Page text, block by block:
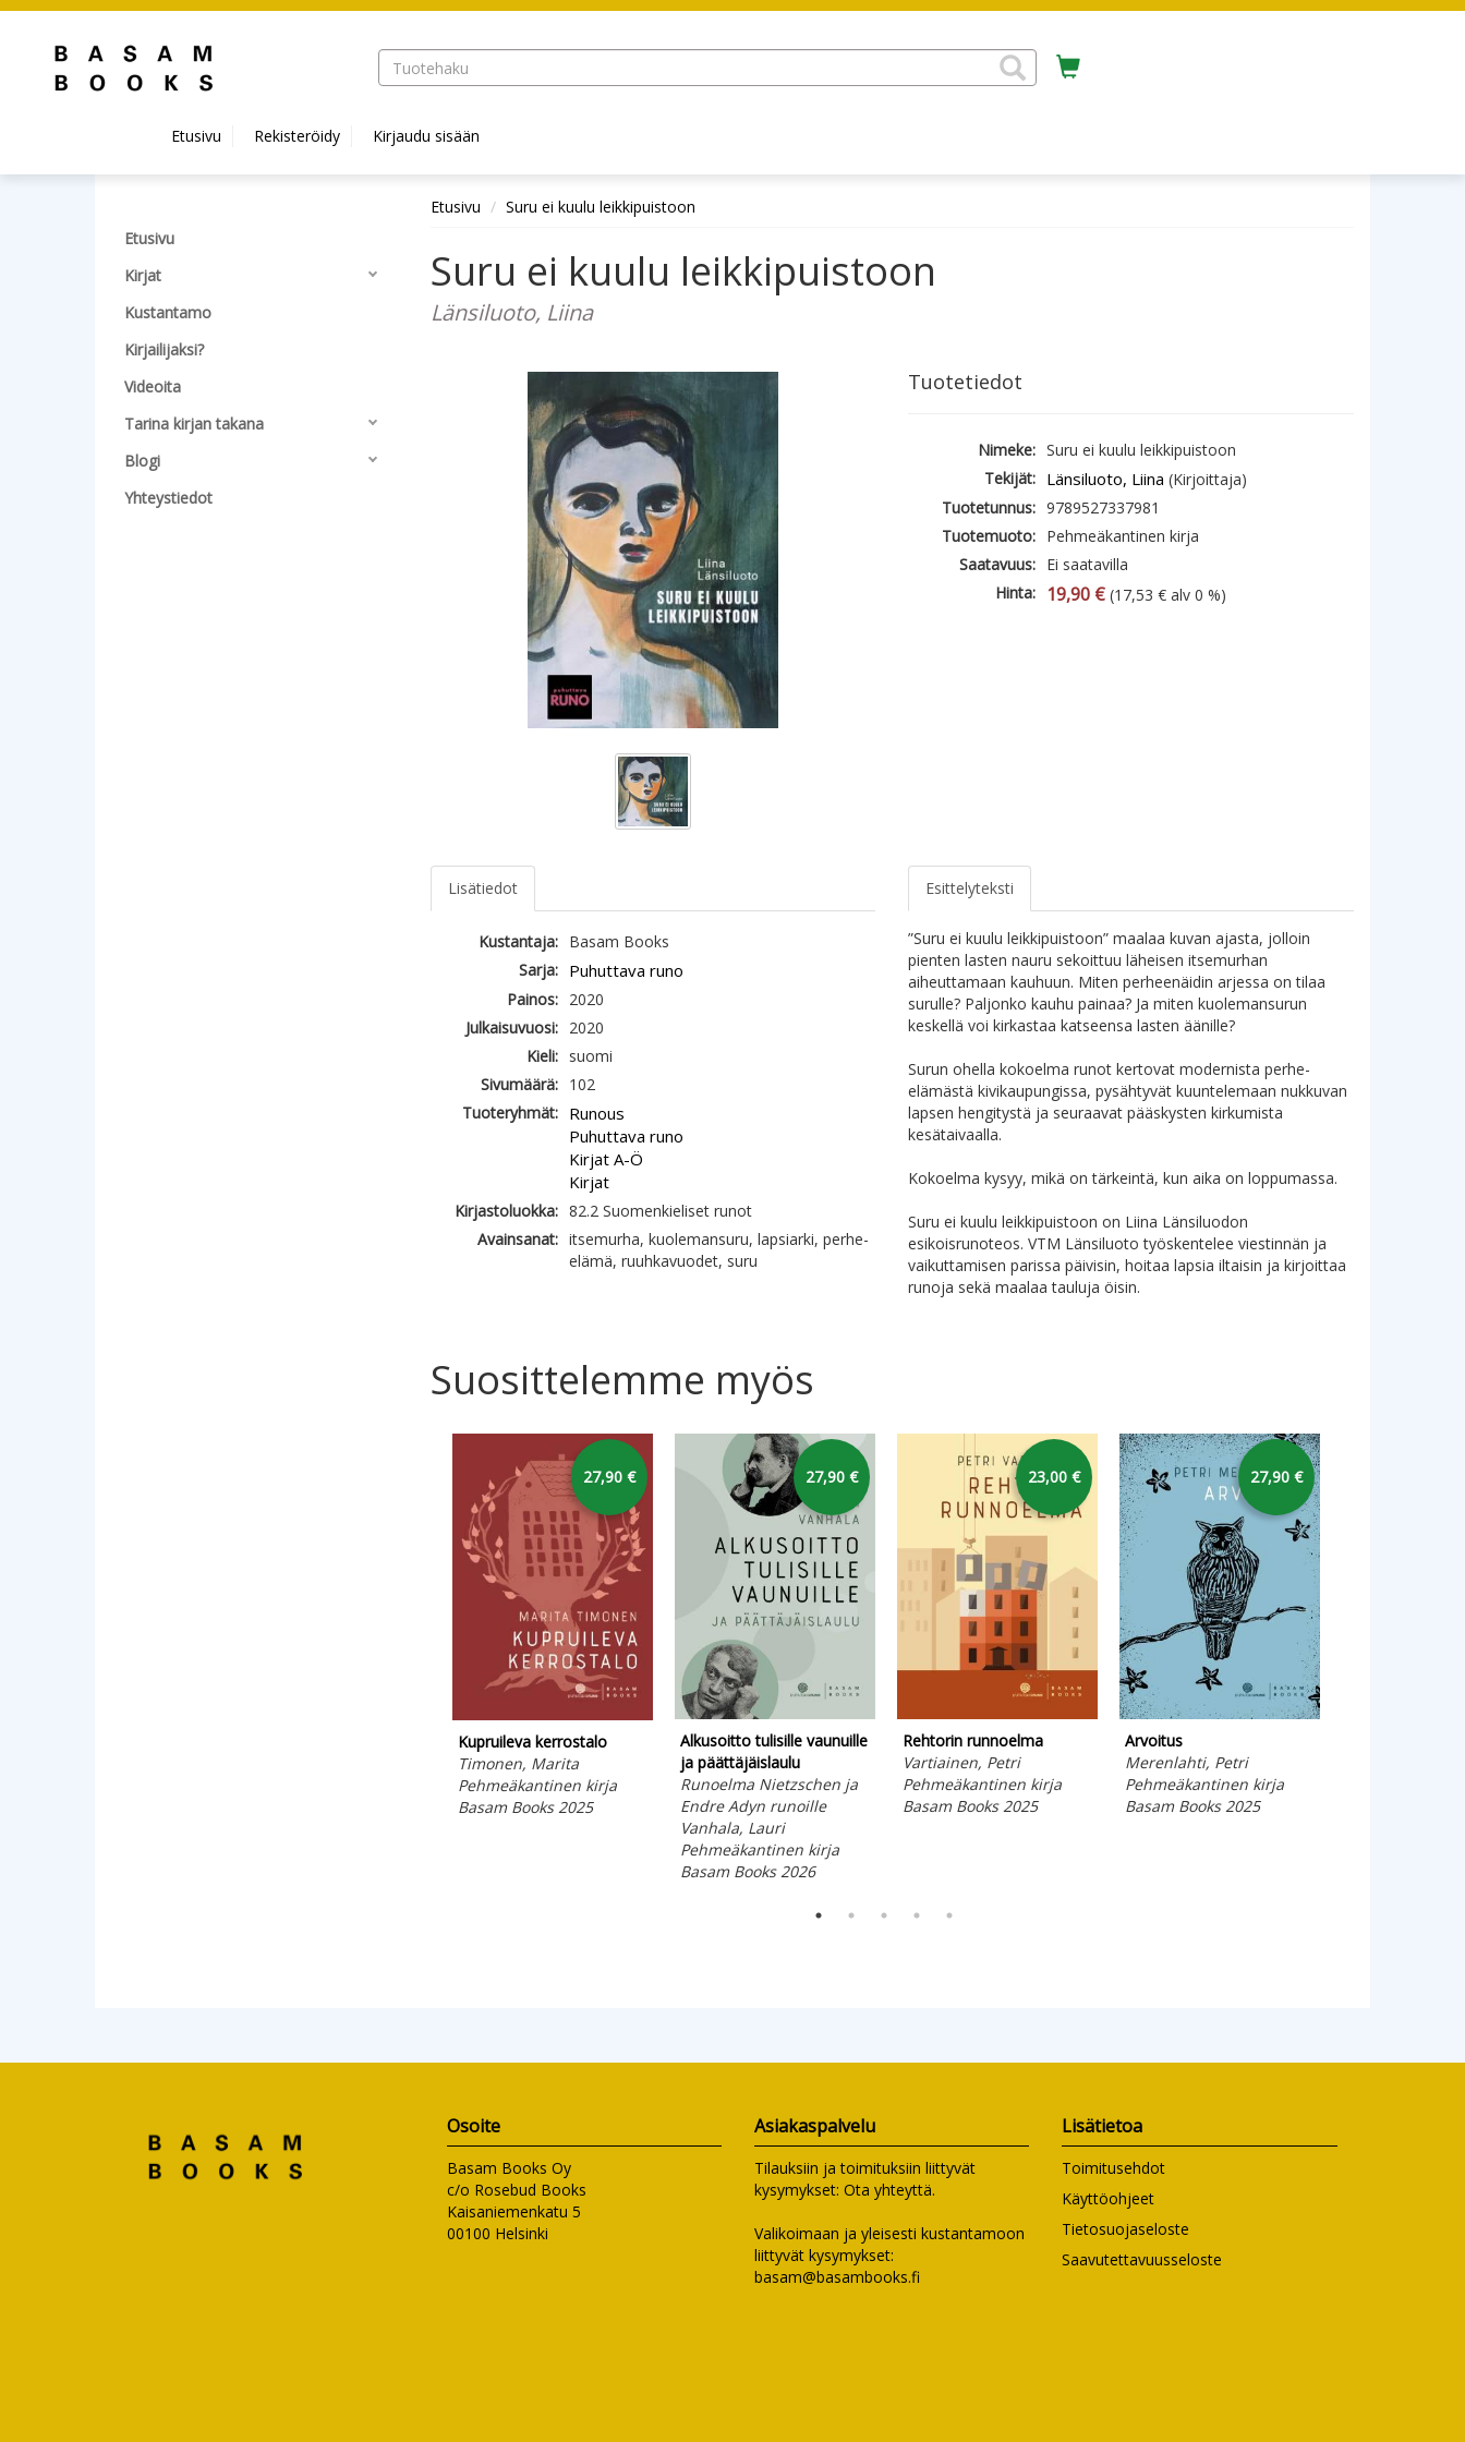
Hyppää pääsisältöön
Etusivu Rekisteröidy Kirjaudu sisään
Etusivu
Kirjat
Kustantamo
Kirjailijaksi?
Videoita
Tarina kirjan takana
Blogi
Yhteystiedot
Etusivu Suru ei kuulu leikkipuistoon
Suru ei kuulu leikkipuistoon
Länsiluoto, Liina
Tuotetiedot
Nimeke: Suru ei kuulu leikkipuistoon
Tekijät: Länsiluoto, Liina (Kirjoittaja)
Tuotetunnus: 9789527337981
Tuotemuoto: Pehmeäkantinen kirja
Saatavuus: Ei saatavilla
Hinta:
19,90 € (17,53 € alv 0 %)
Lisätiedot
Kustantaja:
Basam Books
Sarja:
Puhuttava runo
Painos:
2020
Julkaisuvuosi:
2020
Kieli:
suomi
Sivumäärä:
102
Tuoteryhmät:
Runous
Puhuttava runo
Kirjat A-Ö
Kirjat
Kirjastoluokka: 82.2 Suomenkieliset runot
Avainsanat: itsemurha, kuolemansuru, lapsiarki, perhe-
elämä, ruuhkavuodet, suru
Esittelyteksti
”Suru ei kuulu leikkipuistoon” maalaa kuvan ajasta, jolloin
pienten lasten nauru sekoittuu läheisen itsemurhan
aiheuttamaan kauhuun. Miten perheenäidin arjessa on tilaa
surulle? Paljonko kauhu painaa? Ja miten kuolemansurun
keskellä voi kirkastaa katseensa lasten äänille?
Surun ohella kokoelma runot kertovat modernista perhe-
elämästä kivikaupungissa, pysähtyvät kuuntelemaan nukkuvan
lapsen hengitystä ja seuraavat pääskysten kirkumista
kesätaivaalla.
Kokoelma kysyy, mikä on tärkeintä, kun aika on loppumassa.
Suru ei kuulu leikkipuistoon on Liina Länsiluodon
esikoisrunoteos. VTM Länsiluoto työskentelee viestinnän ja
vaikuttamisen parissa päivisin, hoitaa lapsia iltaisin ja kirjoittaa
runoja sekä maalaa tauluja öisin.
Suosittelemme myös
27,90 €
Kupruileva kerrostalo
Timonen, Marita
Pehmeäkantinen kirja
Basam Books 2025
27,90 €
Alkusoitto tulisille vaunuille
ja päättäjäislaulu
Runoelma Nietzschen ja
Endre Adyn runoille
Vanhala, Lauri
Pehmeäkantinen kirja
Basam Books 2026
23,00 €
Rehtorin runnoelma
Vartiainen, Petri
Pehmeäkantinen kirja
Basam Books 2025
27,90 €
Arvoitus
Merenlahti, Petri
Pehmeäkantinen kirja
Basam Books 2025
Osoite
Basam Books Oy
c/o Rosebud Books
Kaisaniemenkatu 5
00100 Helsinki
Asiakaspalvelu
Tilauksiin ja toimituksiin liittyvät
kysymykset: Ota yhteyttä.
Valikoimaan ja yleisesti kustantamoon
liittyvät kysymykset:
basam@basambooks.fi
Lisätietoa
Toimitusehdot
Käyttöohjeet
Tietosuojaseloste
Saavutettavuusseloste